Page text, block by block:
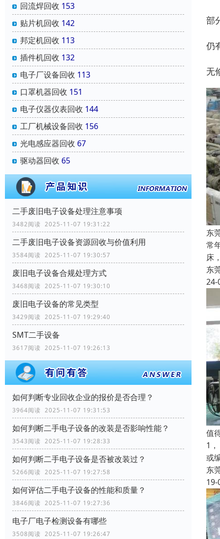
回流焊回收 153
贴片机回收 142
邦定机回收 113
插件机回收 132
电子厂设备回收 113
口罩机器回收 151
电子仪器仪表回收 144
工厂机械设备回收 156
光电感应器回收 67
驱动器回收 65
二手废旧电子设备处理注意事项
3482阅读 2025-11-07 19:31:22
二手废旧电子设备资源回收与价值利用
3584阅读 2025-11-07 19:30:57
废旧电子设备合规处理方式
3468阅读 2025-11-07 19:30:10
废旧电子设备的常见类型
3429阅读 2025-11-07 19:29:40
SMT二手设备
3617阅读 2025-11-07 19:26:13
如何判断专业回收企业的报价是否合理？
3964阅读 2025-11-07 19:31:53
如何判断二手电子设备的改装是否影响性能？
3543阅读 2025-11-07 19:28:33
如何判断二手电子设备是否被改装过？
5266阅读 2025-11-07 19:27:58
如何评估二手电子设备的性能和质量？
3846阅读 2025-11-07 19:27:36
电子厂电子检测设备有哪些
3508阅读 2025-11-07 19:26:47
部
仍
无
东
常
床
东
24-
值
1
或
东
19-